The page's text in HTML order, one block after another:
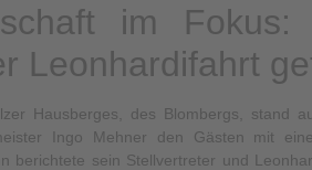
im Fokus:
Leonhardifahrt
Hausberges, des Blombergs, stand
Ingo Mehner den Gästen mit
berichtete sein Stellvertreter und